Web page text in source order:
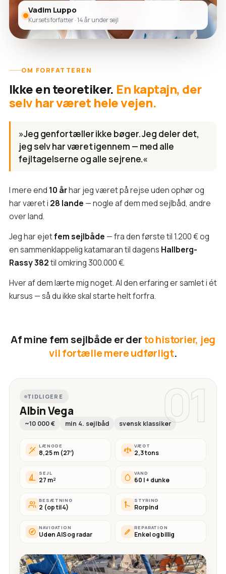
Vadim Luppo
Kursets forfatter · 14 år under sejl
OM FORFATTEREN
Ikke en teoretiker. En kaptajn, der
selv har været hele vejen.
»Jeg genfortæller ikke bøger. Jeg deler det,
jeg selv har været igennem — med alle
fejltagelserne og alle sejrene.«
I mere end 10 århar jeg været på rejse uden ophør og
har været i 28 lande — nogle af dem med sejlbåd, andre
over land.
Jeg har ejetfem sejlbåde — fra den første til 1.200 € og
en sammenklappelig katamaran til dagens Hallberg-
Rassy 382til omkring 300.000 €.
Hver af dem lærte mig noget. Al den erfaring er samlet i ét
kursus — så du ikke skal starte helt forfra.
Af mine fem sejlbåde er derto historier, jeg
vil fortælle mere udførligt.
01
TIDLIGERE
Albin Vega
~10 000 € min 4. sejlbåd svensk klassiker
LÆNGDE
8,25 m (27′)
VÆGT
2,3 tons
SEJL
27 m²
VAND
60 l + dunke
BESÆTNING
2 (op til 4)
STYRING
Rorpind
NAVIGATION
Uden AIS og radar
REPARATION
Enkel og billig